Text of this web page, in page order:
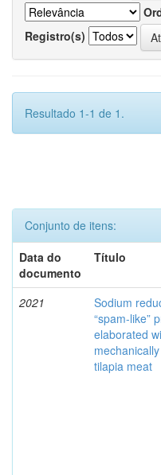
Registro(s)
Resultado 1-1 de 1.
Conjunto de itens:
Data do
documento
Título
2021
Sodium
“spam-like”
elaborated
tilapia meat